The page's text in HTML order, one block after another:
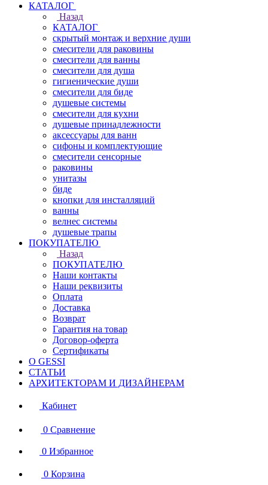
КАТАЛОГ
Назад
КАТАЛОГ
скрытый монтаж и верхние души
смесители для раковины
смесители для ванны
смесители для душа
гигиенические души
смесители для биде
душевые системы
смесители для кухни
душевые принадлежности
аксессуары для ванн
сифоны и комплектующие
смесители сенсорные
раковины
унитазы
биде
кнопки для инсталляций
ванны
велнес системы
душевые трапы
ПОКУПАТЕЛЮ
Назад
ПОКУПАТЕЛЮ
Наши контакты
Наши реквизиты
Оплата
Доставка
Возврат
Гарантия на товар
Договор-оферта
Сертификаты
О GESSI
СТАТЬИ
АРХИТЕКТОРАМ И ДИЗАЙНЕРАМ
Кабинет
0 Сравнение
0 Избранное
0 Корзина